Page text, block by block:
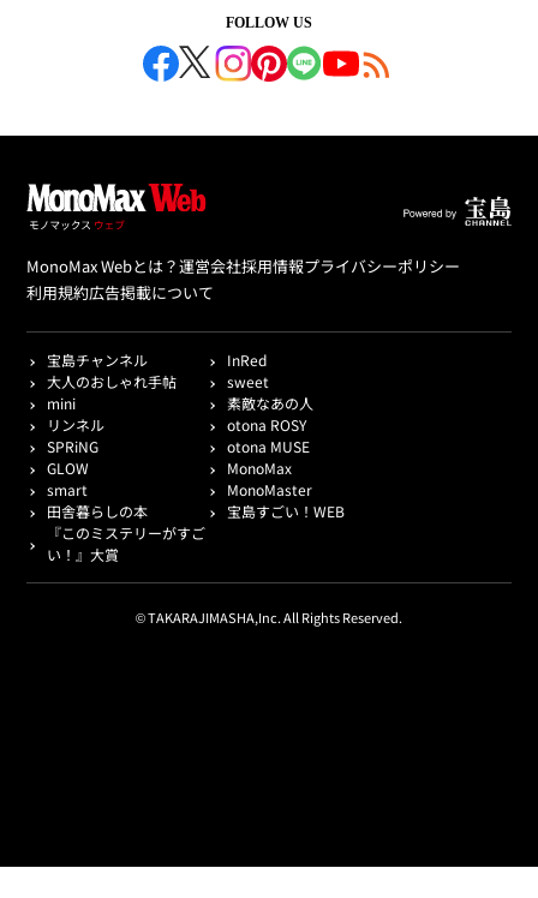
FOLLOW US
MonoMax Webとは？運営会社採用情報プライバシーポリシー
利用規約広告掲載について
宝島チャンネル
InRed
大人のおしゃれ手帖
sweet
mini
素敵なあの人
リンネル
otona ROSY
SPRiNG
otona MUSE
GLOW
MonoMax
smart
MonoMaster
田舎暮らしの本
宝島すごい！WEB
『このミステリーがすご
い！』大賞
© TAKARAJIMASHA,Inc. All Rights Reserved.